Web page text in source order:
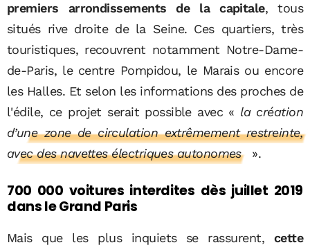
premiers arrondissements de la capitale, tous
situés rive droite de la Seine. Ces quartiers, très
touristiques, recouvrent notamment Notre-Dame-
de-Paris, le centre Pompidou, le Marais ou encore
les Halles. Et selon les informations des proches de
l'édile, ce projet serait possible avec « la création
d’une zone de circulation extrêmement restreinte,
avec des navettes électriques autonomes
».
700 000 voitures interdites dès juillet 2019
dans le Grand Paris
Mais que les plus inquiets se rassurent, cette